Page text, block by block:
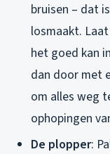
bruisen – dat
losmaakt.
het goed kan
dan door met
om alles weg
ophopingen
De plopper: